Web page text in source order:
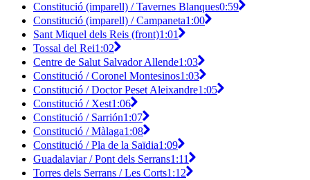
Constitució (imparell) / Tavernes Blanques0:59
Constitució (imparell) / Campaneta1:00
Sant Miquel dels Reis (front)1:01
Tossal del Rei1:02
Centre de Salut Salvador Allende1:03
Constitució / Coronel Montesinos1:03
Constitució / Doctor Peset Aleixandre1:05
Constitució / Xest1:06
Constitució / Sarrión1:07
Constitució / Màlaga1:08
Constitució / Pla de la Saïdia1:09
Guadalaviar / Pont dels Serrans1:11
Torres dels Serrans / Les Corts1:12